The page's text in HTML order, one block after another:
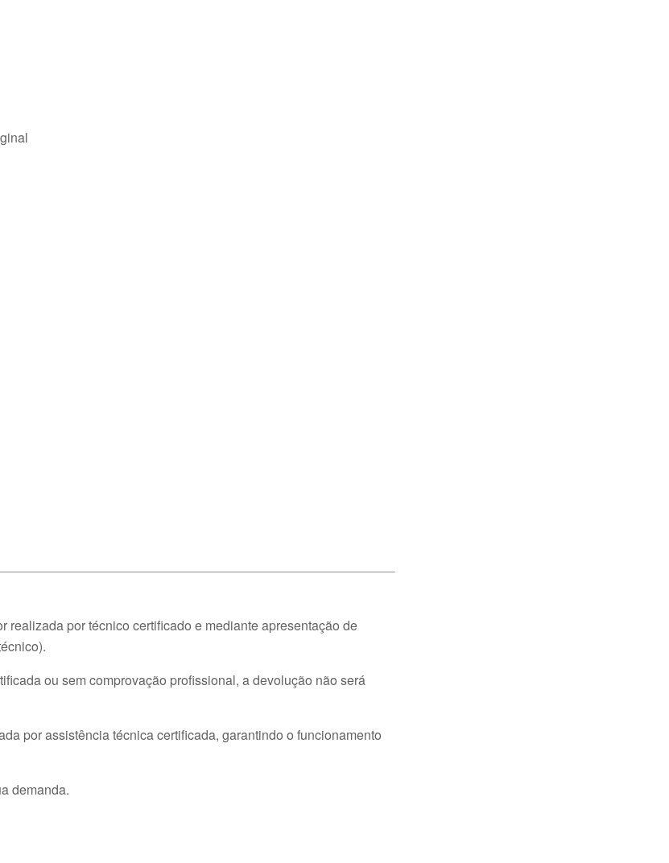
por técnico certificado e mediante apresentação de
ou sem comprovação profissional, a devolução não será
por assistência técnica certificada, garantindo o funcionamento
demanda.